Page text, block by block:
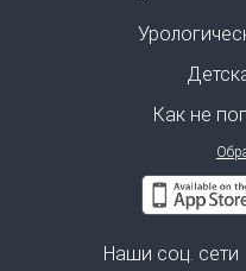
Как не
Наши соц. сети